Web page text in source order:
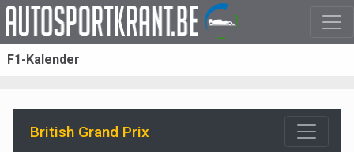
F1-Kalender
British Grand Prix